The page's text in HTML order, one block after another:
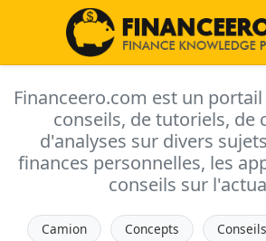
Financeero.com est un
conseils, de tutoriels, de
d'analyses sur divers
finances personnelles, les
conseils sur
Camion Concepts Conseils